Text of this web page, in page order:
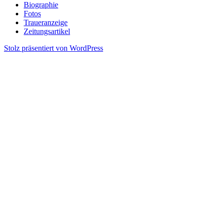
Biographie
Fotos
Traueranzeige
Zeitungsartikel
Stolz präsentiert von WordPress